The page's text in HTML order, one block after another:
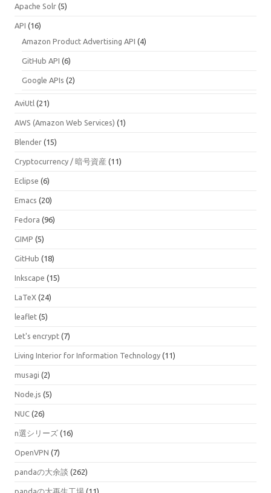
Apache Solr (5)
API (16)
Amazon Product Advertising API (4)
GitHub API (6)
Google APIs (2)
AviUtl (21)
AWS (Amazon Web Services) (1)
Blender (15)
Cryptocurrency / 暗号資産 (11)
Eclipse (6)
Emacs (20)
Fedora (96)
GIMP (5)
GitHub (18)
Inkscape (15)
LaTeX (24)
leaflet (5)
Let's encrypt (7)
Living Interior for Information Technology (11)
musagi (2)
Node.js (5)
NUC (26)
n選シリーズ (16)
OpenVPN (7)
pandaの大余談 (262)